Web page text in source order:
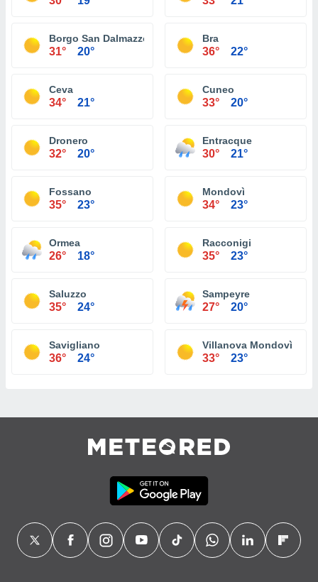
Borgo San Dalmazzo
31° 20°
Bra
36° 22°
Ceva
34° 21°
Cuneo
33° 20°
Dronero
32° 20°
Entracque
30° 21°
Fossano
35° 23°
Mondovì
34° 23°
Ormea
26° 18°
Racconigi
35° 23°
Saluzzo
35° 24°
Sampeyre
27° 20°
Savigliano
36° 24°
Villanova Mondovì
33° 23°